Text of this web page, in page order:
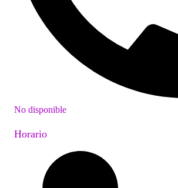
No disponible
Horario